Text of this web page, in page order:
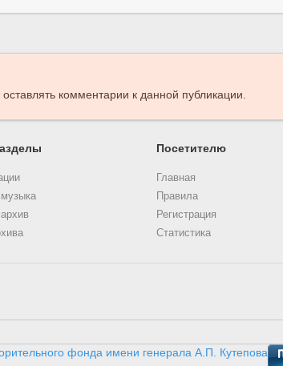
оставлять комментарии к данной публикации.
Посетителю
Главная
Правила
Регистрация
Статистика